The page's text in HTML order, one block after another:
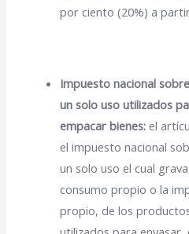
por ciento (20%) a
Impuesto nacional
un solo uso utilizados
empacar bienes: el
el impuesto nacional
un solo uso el cual
consumo propio o la
propio, de los